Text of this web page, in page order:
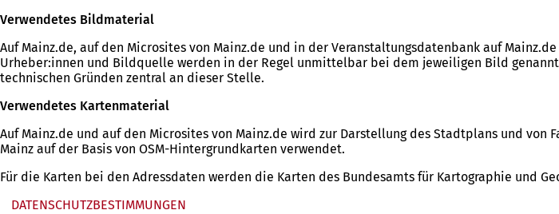
Verwendetes Bildmaterial
Auf Mainz.de, auf den Microsites von Mainz.de und in der Veranstaltungsdatenbank auf
Urheber:innen und Bildquelle werden in der Regel unmittelbar bei dem jeweiligen Bild
technischen Gründen zentral an dieser Stelle.
Verwendetes Kartenmaterial
Auf Mainz.de und auf den Microsites von Mainz.de wird zur Darstellung des Stadtplans und
Mainz auf der Basis von OSM-Hintergrundkarten verwendet.
Für die Karten bei den Adressdaten werden die Karten des Bundesamts für Kartographie und
DATENSCHUTZBESTIMMUNGEN